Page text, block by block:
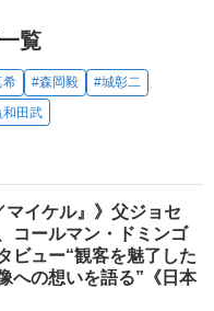
覧
希 #森岡毅
#城彰二
和田武
マイケル』》父ジョセ
コールマン・ドミンゴ
ビュー“観客を魅了した
への想いを語る”《日本